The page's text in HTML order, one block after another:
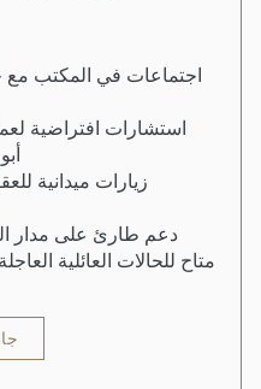
اجتماعات في المكتب مع
استشارات افتراضية
زيارات ميدانية
دعم طارئ على مدار
متاح للحالات العائلية